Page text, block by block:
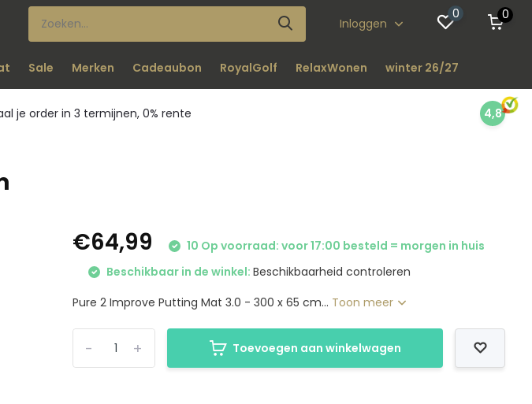
Inloggen
0 0
Sale Merken Cadeaubon RoyalGolf RelaxWonen winter 26/27
je order in 3 termijnen, 0% rente 4,8
€64,99
10 Op voorraad: voor 17:00 besteld = morgen in huis
Beschikbaar in de winkel:Beschikbaarheid controleren
Pure 2 Improve Putting Mat 3.0 - 300 x 65 cm... Toon meer
+
- Toevoegen aan winkelwagen